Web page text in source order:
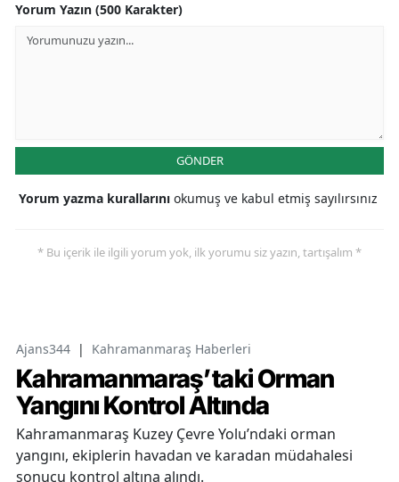
Yorum Yazın (500 Karakter)
GÖNDER
Yorum yazma kurallarını okumuş ve kabul etmiş sayılırsınız
* Bu içerik ile ilgili yorum yok, ilk yorumu siz yazın, tartışalım *
Ajans344 | Kahramanmaraş Haberleri
Kahramanmaraş’taki Orman
Yangını Kontrol Altında
Kahramanmaraş Kuzey Çevre Yolu’ndaki orman
yangını, ekiplerin havadan ve karadan müdahalesi
sonucu kontrol altına alındı.